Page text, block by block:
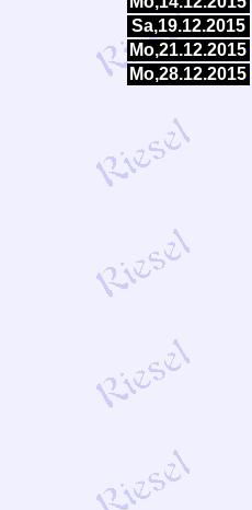
Sa,19.12.2015
Mo,21.12.2015
Mo,28.12.2015